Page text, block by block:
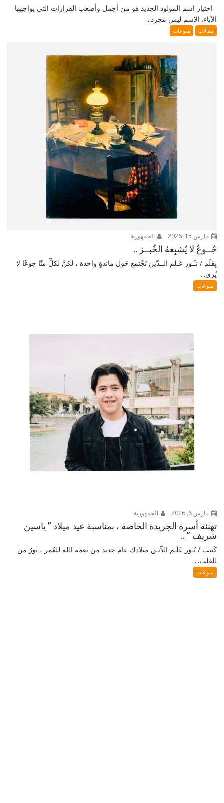
اختيار اسم المولود الجديد هو من أجمل وأصعب القرارات التي يواجهها
الآباء. الاسم ليس مجرد...
مقالات منوعات
مارس 15, 2026 الجمهورية
جُــوعٌ لا يُشبِعهُ الخُبــز ..
بِقَلَم / نـُـور عَـلم الــدّين نَجْتمع حَول مائدةٍ واحدة ، لكنَّ لكلٍّ منّا جوعًا لا
يُرى...
منوعات
مارس 6, 2026 الجمهورية
تهنئة أسرة الجريدة الخاصة ، بمناسبة عيد ميلاد ” ياسين
شريف ” ..
كَتبت / نُـور عَلَـم الدِّيـن ميلادك عام جديد من نعمة الله للعُمر ، نورٌ من
للقلب...
منوعات